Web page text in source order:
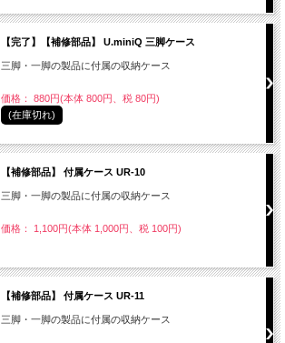
【完了】【補修部品】 U.miniQ 三脚ケース
三脚・一脚の製品に付属の収納ケース
価格： 880円(本体 800円、税 80円)
(在庫切れ)
【補修部品】 付属ケース UR-10
三脚・一脚の製品に付属の収納ケース
価格： 1,100円(本体 1,000円、税 100円)
【補修部品】 付属ケース UR-11
三脚・一脚の製品に付属の収納ケース